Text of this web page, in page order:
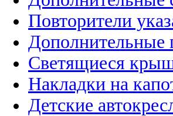
Повторители
Дополнительные
Светящиеся
Накладки на
Детские